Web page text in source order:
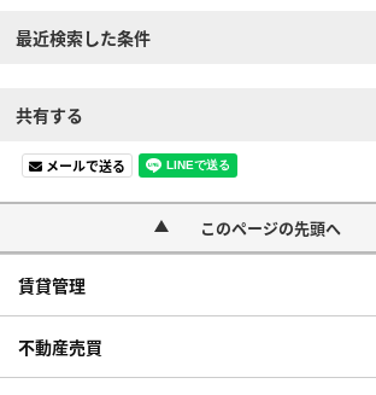
最近検索した条件
共有する
メールで送る
このページの先頭へ
賃貸管理
不動産売買